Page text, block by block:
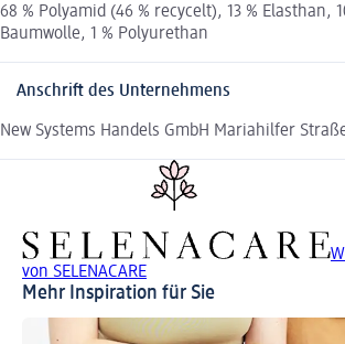
68 % Polyamid (46 % recycelt), 13 % Elasthan,
Baumwolle, 1 % Polyurethan
Anschrift des Unternehmens
New Systems Handels GmbH Mariahilfer
von SELENACARE
Mehr Inspiration für Sie